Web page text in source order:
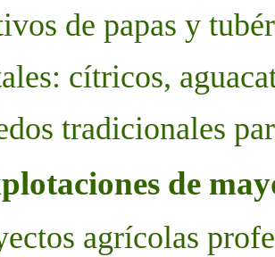
de papas y
cítricos,
tradicionales
de
agrícolas